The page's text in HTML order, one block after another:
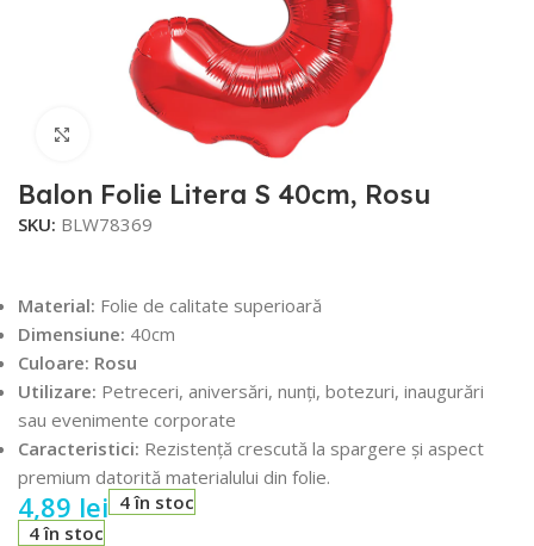
Faceți click pentru a mări
Balon Folie Litera S 40cm, Rosu
SKU: BLW78369
Material: Folie de calitate superioară
Dimensiune: 40cm
Culoare: Rosu
Utilizare: Petreceri, aniversări, nunți, botezuri, inaugurări
sau evenimente corporate
Caracteristici: Rezistență crescută la spargere și aspect
premium datorită materialului din folie.
4,89 lei 4 în stoc
4 în stoc